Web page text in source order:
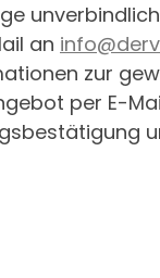
an
zur
per E-